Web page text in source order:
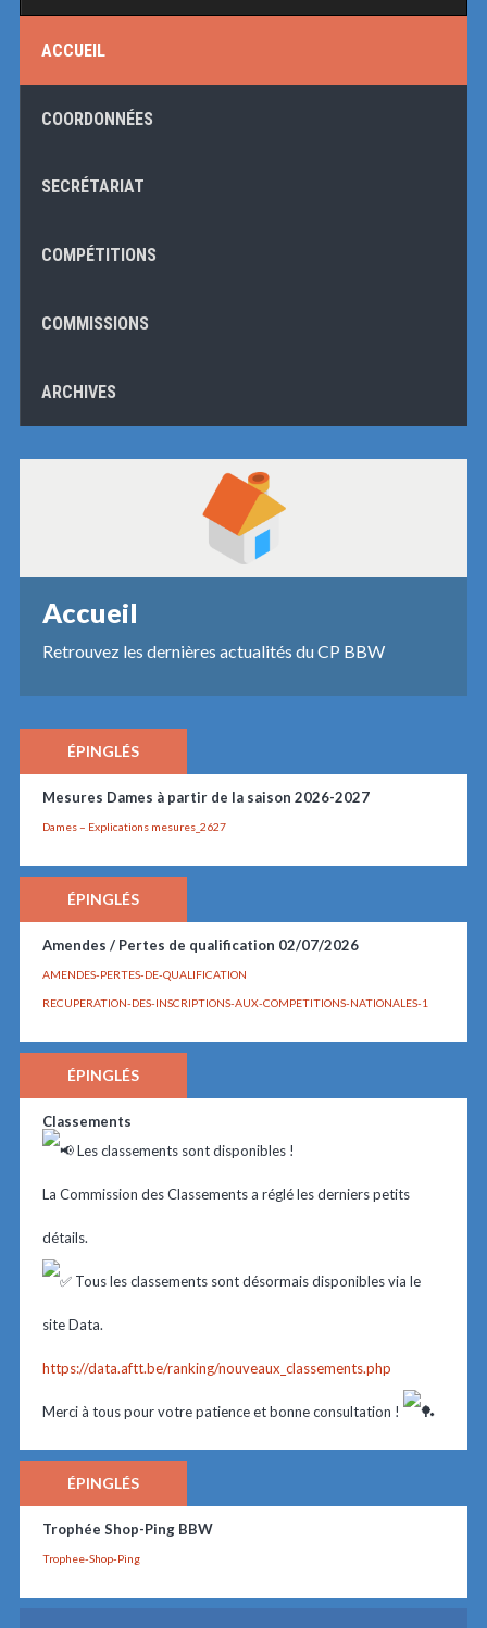
ACCUEIL
COORDONNÉES
SECRÉTARIAT
COMPÉTITIONS
COMMISSIONS
ARCHIVES
Accueil
Retrouvez les dernières actualités du CP BBW
ÉPINGLÉS
Mesures Dames à partir de la saison 2026-2027
Dames – Explications mesures_2627
ÉPINGLÉS
Amendes / Pertes de qualification 02/07/2026
AMENDES-PERTES-DE-QUALIFICATION
RECUPERATION-DES-INSCRIPTIONS-AUX-COMPETITIONS-NATIONALES-1
ÉPINGLÉS
Classements
Les classements sont disponibles !
La Commission des Classements a réglé les derniers petits
détails.
Tous les classements sont désormais disponibles via le
site Data.
https://data.aftt.be/ranking/nouveaux_classements.php
Merci à tous pour votre patience et bonne consultation !
ÉPINGLÉS
Trophée Shop-Ping BBW
Trophee-Shop-Ping